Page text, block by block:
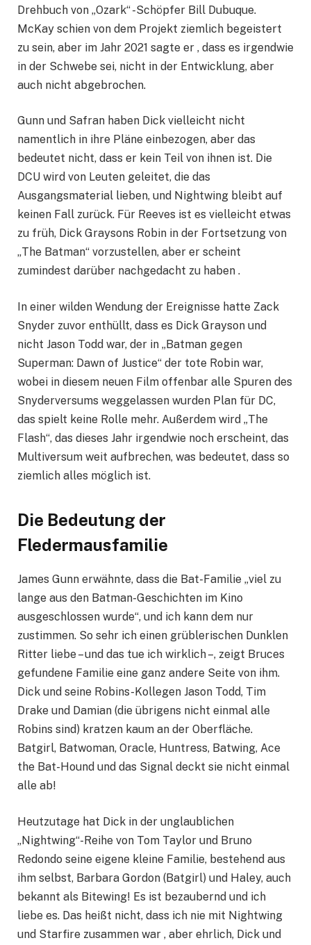
Drehbuch von „Ozark“ -Schöpfer Bill Dubuque.
McKay schien von dem Projekt ziemlich begeistert
zu sein, aber im Jahr 2021 sagte er , dass es irgendwie
in der Schwebe sei, nicht in der Entwicklung, aber
auch nicht abgebrochen.
Gunn und Safran haben Dick vielleicht nicht
namentlich in ihre Pläne einbezogen, aber das
bedeutet nicht, dass er kein Teil von ihnen ist. Die
DCU wird von Leuten geleitet, die das
Ausgangsmaterial lieben, und Nightwing bleibt auf
keinen Fall zurück. Für Reeves ist es vielleicht etwas
zu früh, Dick Graysons Robin in der Fortsetzung von
„The Batman“ vorzustellen, aber er scheint
zumindest darüber nachgedacht zu haben .
In einer wilden Wendung der Ereignisse hatte Zack
Snyder zuvor enthüllt, dass es Dick Grayson und
nicht Jason Todd war, der in „Batman gegen
Superman: Dawn of Justice“ der tote Robin war,
wobei in diesem neuen Film offenbar alle Spuren des
Snyderversums weggelassen wurden Plan für DC,
das spielt keine Rolle mehr. Außerdem wird „The
Flash“, das dieses Jahr irgendwie noch erscheint, das
Multiversum weit aufbrechen, was bedeutet, dass so
ziemlich alles möglich ist.
Die Bedeutung der
Fledermausfamilie
James Gunn erwähnte, dass die Bat-Familie „viel zu
lange aus den Batman-Geschichten im Kino
ausgeschlossen wurde“, und ich kann dem nur
zustimmen. So sehr ich einen grüblerischen Dunklen
Ritter liebe – und das tue ich wirklich –, zeigt Bruces
gefundene Familie eine ganz andere Seite von ihm.
Dick und seine Robins-Kollegen Jason Todd, Tim
Drake und Damian (die übrigens nicht einmal alle
Robins sind) kratzen kaum an der Oberfläche.
Batgirl, Batwoman, Oracle, Huntress, Batwing, Ace
the Bat-Hound und das Signal deckt sie nicht einmal
alle ab!
Heutzutage hat Dick in der unglaublichen
„Nightwing“-Reihe von Tom Taylor und Bruno
Redondo seine eigene kleine Familie, bestehend aus
ihm selbst, Barbara Gordon (Batgirl) und Haley, auch
bekannt als Bitewing! Es ist bezaubernd und ich
liebe es. Das heißt nicht, dass ich nie mit Nightwing
und Starfire zusammen war , aber ehrlich, Dick und